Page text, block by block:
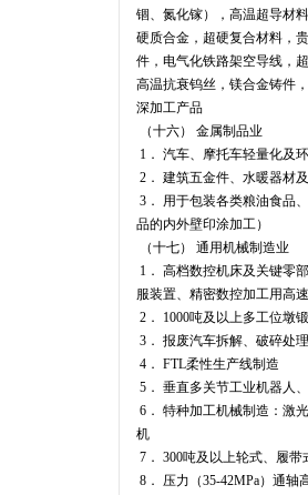
锢、氮化镓），高温超导材
硬质合金，超硬复合材料，
件，电气化铁路架空导线，
高温抗衰钨丝，镁合金铸件
深加工产品
（十六） 金属制品业
1． 汽车、摩托车轻量化及
2． 建筑五金件、水暖器材
3． 用于包装各类粮油食品
品的内外壁印涂加工）
（十七） 通用机械制造业
1． 高档数控机床及关键零
服装置、精密数控加工用高
2． 1000吨及以上多工位墩
3． 报废汽车拆解、破碎处
4． FTL柔性生产线制造
5． 垂直多关节工业机器人
6． 特种加工机械制造：激
机
7． 300吨及以上轮式、履
8． 压力（35-42MPa）通